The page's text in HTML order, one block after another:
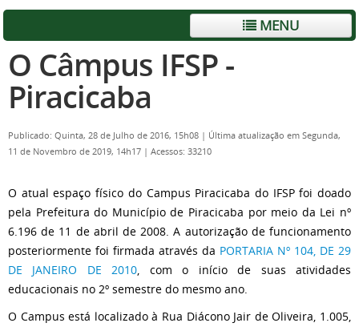
MENU
O Câmpus IFSP -
Piracicaba
Publicado: Quinta, 28 de Julho de 2016, 15h08 | Última atualização em Segunda,
11 de Novembro de 2019, 14h17 | Acessos: 33210
O atual espaço físico do Campus Piracicaba do IFSP foi doado
pela Prefeitura do Município de Piracicaba por meio da Lei nº
6.196 de 11 de abril de 2008. A autorização de funcionamento
posteriormente foi firmada através da PORTARIA Nº 104, DE 29
DE JANEIRO DE 2010, com o início de suas atividades
educacionais no 2º semestre do mesmo ano.
O Campus está localizado à Rua Diácono Jair de Oliveira, 1.005,